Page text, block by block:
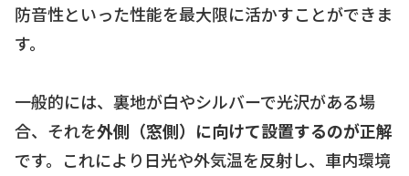
防音性といった性能を最大限に活かすことができま
す。
一般的には、裏地が白やシルバーで光沢がある場
合、それを外側（窓側）に向けて設置するのが正解
です。これにより日光や外気温を反射し、車内環境